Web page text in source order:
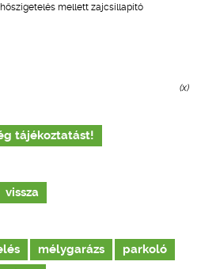
mellett zajcsillapító
(x)
tájékoztatást!
vissza
mélygarázs
parkoló